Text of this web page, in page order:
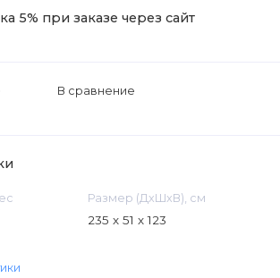
5% при заказе через сайт
В сравнение
Размер (ДxШxВ), см
235 х 51 х 123